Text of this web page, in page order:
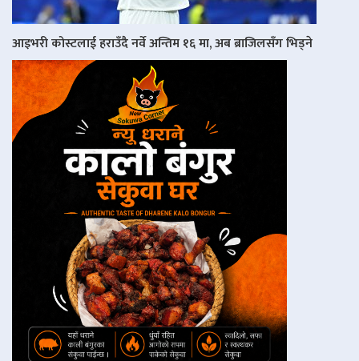
आइभरी कोस्टलाई हराउँदै नर्वे अन्तिम १६ मा, अब ब्राजिलसँग भिड्ने